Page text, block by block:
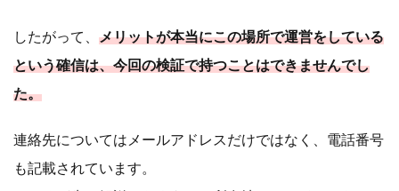
したがって、 メリットが本当にこの場所で運営をしている
という確信は、今回の検証で持つことはできませんでし
た。
連絡先についてはメールアドレスだけではなく、電話番号
も記載されています。